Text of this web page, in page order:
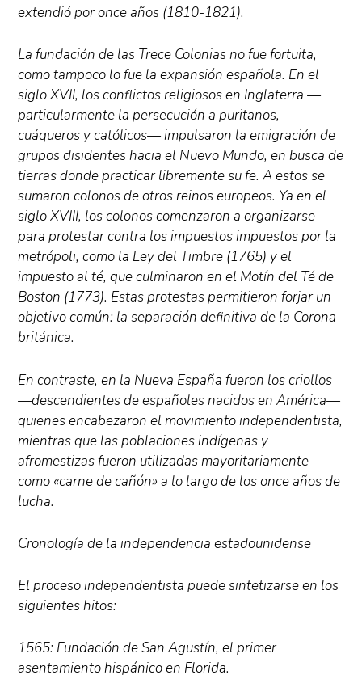
extendió por once años (1810-1821).
La fundación de las Trece Colonias no fue fortuita,
como tampoco lo fue la expansión española. En el
siglo XVII, los conflictos religiosos en Inglaterra —
particularmente la persecución a puritanos,
cuáqueros y católicos— impulsaron la emigración de
grupos disidentes hacia el Nuevo Mundo, en busca de
tierras donde practicar libremente su fe. A estos se
sumaron colonos de otros reinos europeos. Ya en el
siglo XVIII, los colonos comenzaron a organizarse
para protestar contra los impuestos impuestos por la
metrópoli, como la Ley del Timbre (1765) y el
impuesto al té, que culminaron en el Motín del Té de
Boston (1773). Estas protestas permitieron forjar un
objetivo común: la separación definitiva de la Corona
británica.
En contraste, en la Nueva España fueron los criollos
—descendientes de españoles nacidos en América—
quienes encabezaron el movimiento independentista,
mientras que las poblaciones indígenas y
afromestizas fueron utilizadas mayoritariamente
como «carne de cañón» a lo largo de los once años de
lucha.
Cronología de la independencia estadounidense
El proceso independentista puede sintetizarse en los
siguientes hitos:
1565: Fundación de San Agustín, el primer
asentamiento hispánico en Florida.